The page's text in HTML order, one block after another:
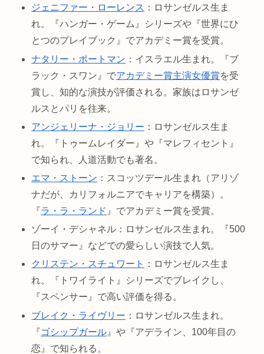
ジェニファー・ローレンス ：ロサンゼルス生ま
れ。『ハンガー・ゲーム』シリーズや『世界にひ
とつのプレイブック』でアカデミー賞を受賞。
ナタリー・ポートマン ：イスラエル生まれ。『ブ
ラック・スワン』でアカデミー賞主演女優賞を受
賞し、知的な演技が評価される。家族はロサンゼ
ルスとパリを往来。
アンジェリーナ・ジョリー ：ロサンゼルス生ま
れ。『トゥームレイダー』や『マレフィセント』
で知られ、人道活動でも著名。
エマ・ストーン ：スコッツデール生まれ（アリゾ
ナだが、カリフォルニアでキャリアを構築）。
『ラ・ラ・ランド 』でアカデミー賞を受賞。
ゾーイ・デシャネル：ロサンゼルス生まれ。『500
日のサマー』などでの愛らしい演技で人気。
クリステン・スチュワート
：ロサンゼルス生ま
れ。『トワイライト』シリーズでブレイクし、
『スペンサー』で高い評価を得る。
ブレイク・ライヴリー ：ロサンゼルス生まれ。
『ゴシップガール 』や『アデライン、100年目の
恋』で知られる。